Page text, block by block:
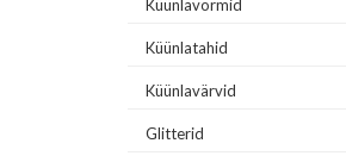
Küünlavormid
Küünlatahid
Küünlavärvid
Glitterid